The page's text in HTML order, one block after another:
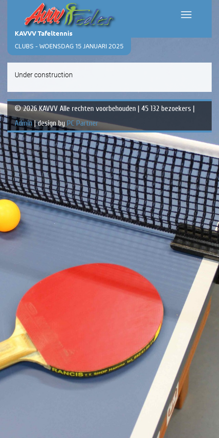
Toggle
KAVVV Tafeltennis
CLUBS - WOENSDAG 15 JANUARI 2025
Under construction
© 2026 KAVVV Alle rechten voorbehouden | 45 132 bezoekers |
Admin| design by PC Partner